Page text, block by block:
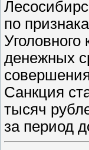
по
денежных
Санкция
тысяч
за период